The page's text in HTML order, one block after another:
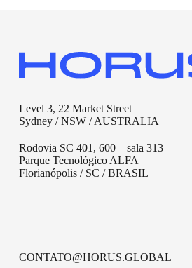
Level 3, 22 Market Street
Sydney / NSW / AUSTRALIA
Rodovia SC 401, 600 – sala 313
Parque Tecnológico ALFA
Florianópolis / SC / BRASIL
CONTATO@HORUS.GLOBAL